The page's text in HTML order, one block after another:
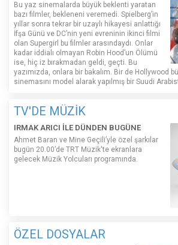
Bu yaz sinemalarda büyük beklenti yaratan
bazı filmler, bekleneni veremedi. Spielberg’in
yıllar sonra tekrar bir uzaylı hikayesi anlattığı
İfşa Günü ve DC’nin yeni evreninin ikinci filmi
olan Supergirl bu filmler arasındaydı. Onlar
kadar iddialı olmayan Robin Hood’un Ölümü
ise, hiç iz bırakmadan geldi, geçti. Bu
yazımızda, onlara bir bakalım. Bir de Hollywood
sinemasını model alarak yapılmış bir Suudi
TV'DE MÜZİK
IRMAK ARICI İLE DÜNDEN BUGÜNE
Ahmet Baran ve Mine Geçili’yle özel şarkılar
bugün 20.00’de TRT Müzik'te ekranlara
gelecek Müzik Yolcuları programında.
ÖZEL DOSYALAR